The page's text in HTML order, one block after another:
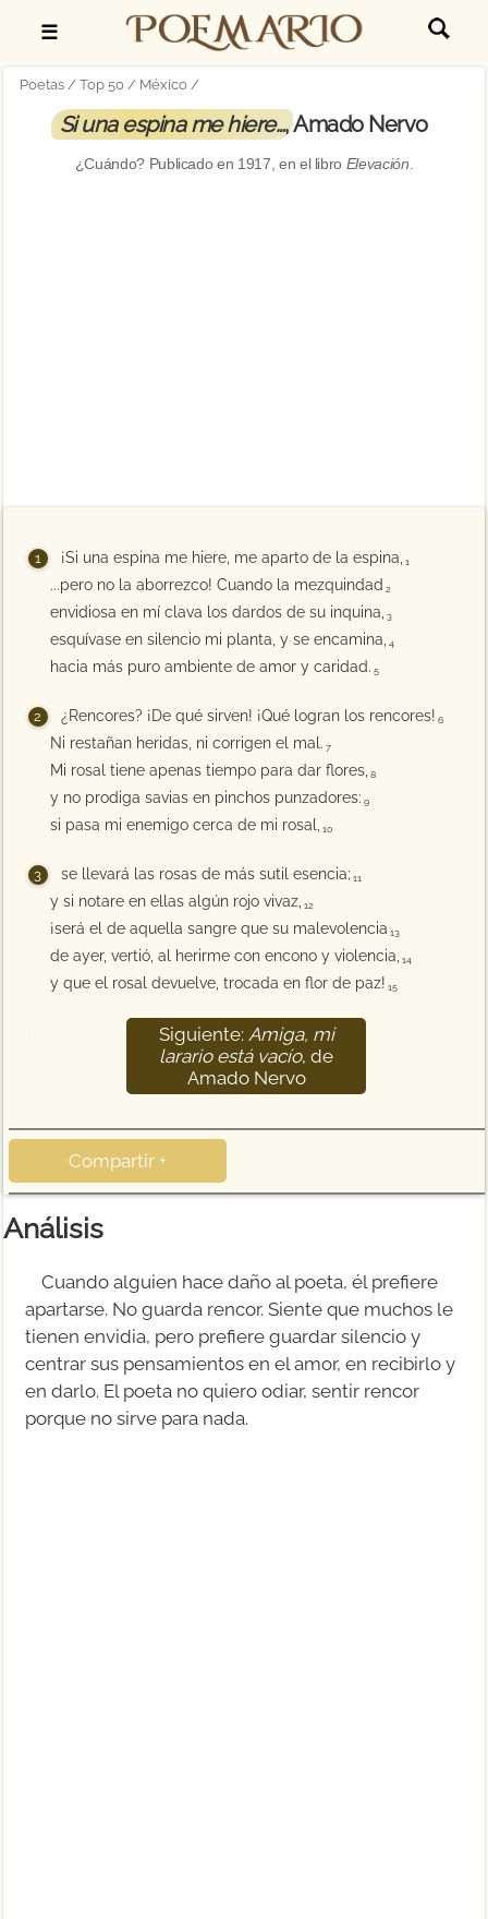
☰
Poetas Top 50 México
Si una espina me hiere…, Amado Nervo
¿Cuándo? Publicado en 1917 , en el libro Elevación
¡Si una espina me hiere, me aparto de la espina, 1
...pero no la aborrezco! Cuando la mezquindad 2
envidiosa en mí clava los dardos de su inquina, 3
esquívase en silencio mi planta, y se encamina, 4
hacia más puro ambiente de amor y caridad. 5
¿Rencores? ¡De qué sirven! ¡Qué logran los rencores! 6
Ni restañan heridas, ni corrigen el mal. 7
Mi rosal tiene apenas tiempo para dar flores, 8
y no prodiga savias en pinchos punzadores: 9
si pasa mi enemigo cerca de mi rosal, 10
se llevará las rosas de más sutil esencia; 11
y si notare en ellas algún rojo vivaz, 12
¡será el de aquella sangre que su malevolencia 13
de ayer, vertió, al herirme con encono y violencia, 14
y que el rosal devuelve, trocada en flor de paz! 15
Siguiente: Amiga, mi
larario está vacío, de
Amado Nervo
Compartir +
Análisis
Cuando alguien hace daño al poeta, él prefiere
apartarse. No guarda rencor. Siente que muchos le
tienen envidia, pero prefiere guardar silencio y
centrar sus pensamientos en el amor, en recibirlo y
en darlo. El poeta no quiero odiar, sentir rencor
porque no sirve para nada.